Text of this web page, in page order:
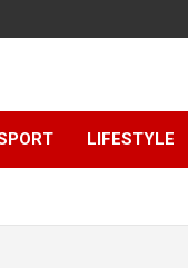
LIFESTYLE